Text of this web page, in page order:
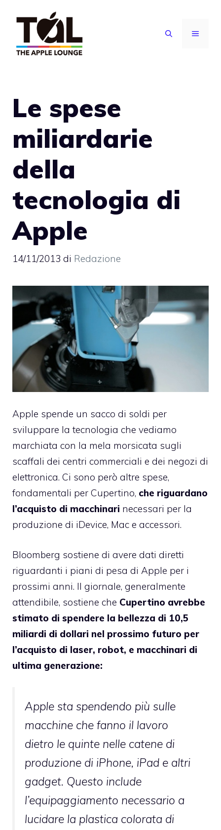
contenuto
MENU
Le spese
miliardarie
della
tecnologia di
Apple
14/11/2013 di Redazione
Apple spende un sacco di soldi per
sviluppare la tecnologia che vediamo
marchiata con la mela morsicata sugli
scaffali dei centri commerciali e dei negozi di
elettronica. Ci sono però altre spese,
fondamentali per Cupertino, che riguardano
l’acquisto di macchinari necessari per la
produzione di iDevice, Mac e accessori.
Bloomberg sostiene di avere dati diretti
riguardanti i piani di pesa di Apple per i
prossimi anni. Il giornale, generalmente
attendibile, sostiene che Cupertino avrebbe
stimato di spendere la bellezza di 10,5
miliardi di dollari nel prossimo futuro per
l’acquisto di laser, robot, e macchinari di
ultima generazione:
Apple sta spendendo più sulle
macchine che fanno il lavoro
dietro le quinte nelle catene di
produzione di iPhone, iPad e altri
gadget. Questo include
l’equipaggiamento necessario a
lucidare la plastica colorata di